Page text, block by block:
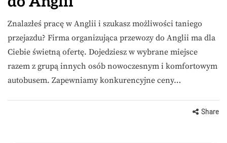
Znalazłeś pracę w Anglii i szukasz możliwości taniego
przejazdu? Firma organizująca przewozy do Anglii ma dla
Ciebie świetną ofertę. Dojedziesz w wybrane miejsce
razem z grupą innych osób nowoczesnym i komfortowym
autobusem. Zapewniamy konkurencyjne ceny…
Share